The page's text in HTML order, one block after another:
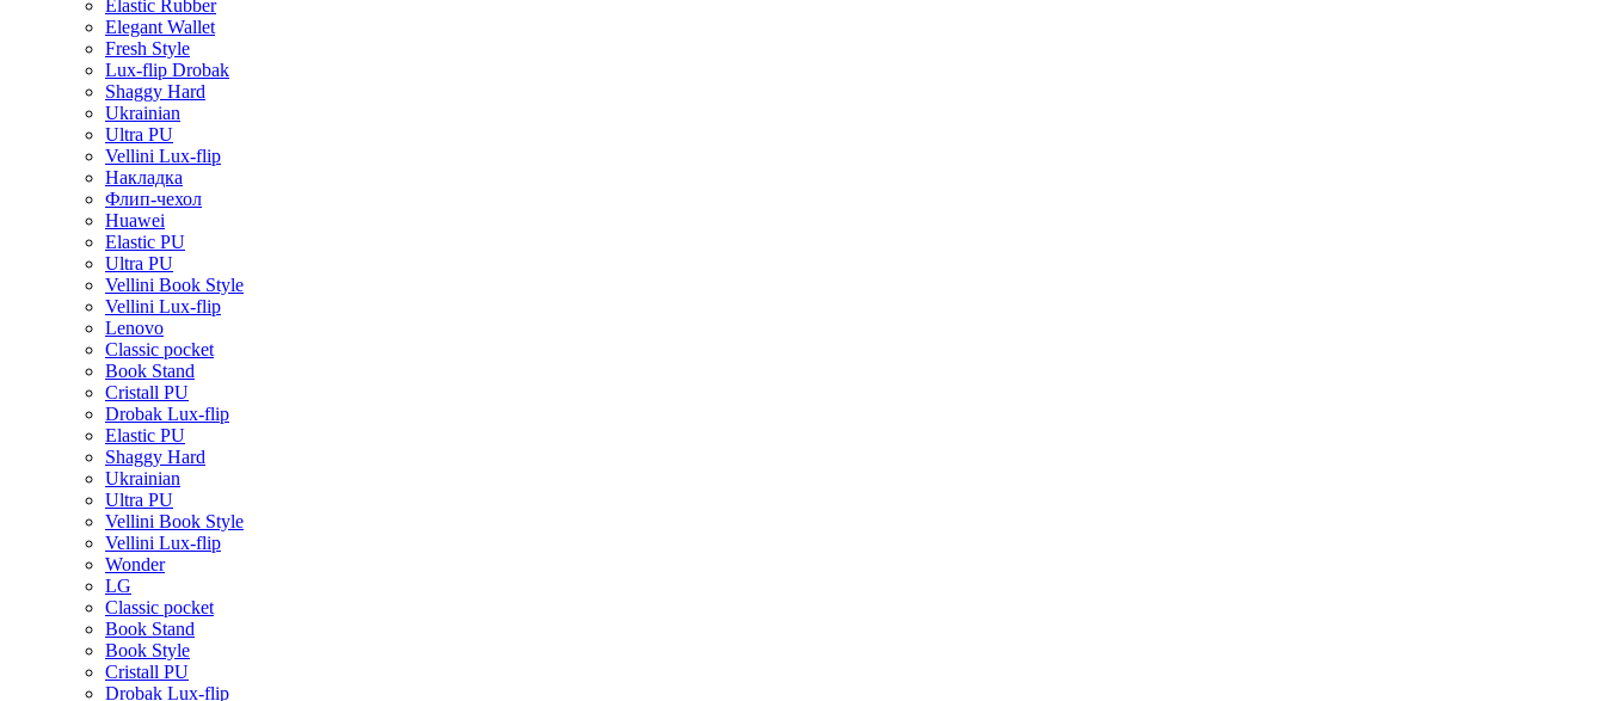
Elastic Rubber
Elegant Wallet
Fresh Style
Lux-flip Drobak
Shaggy Hard
Ukrainian
Ultra PU
Vellini Lux-flip
Накладка
Флип-чехол
Huawei
Elastic PU
Ultra PU
Vellini Book Style
Vellini Lux-flip
Lenovo
Classic pocket
Book Stand
Cristall PU
Drobak Lux-flip
Elastic PU
Shaggy Hard
Ukrainian
Ultra PU
Vellini Book Style
Vellini Lux-flip
Wonder
LG
Classic pocket
Book Stand
Book Style
Cristall PU
Drobak Lux-flip